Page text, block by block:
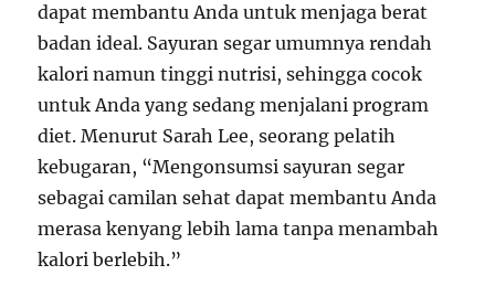
dapat membantu Anda untuk menjaga berat
badan ideal. Sayuran segar umumnya rendah
kalori namun tinggi nutrisi, sehingga cocok
untuk Anda yang sedang menjalani program
diet. Menurut Sarah Lee, seorang pelatih
kebugaran, “Mengonsumsi sayuran segar
sebagai camilan sehat dapat membantu Anda
merasa kenyang lebih lama tanpa menambah
kalori berlebih.”